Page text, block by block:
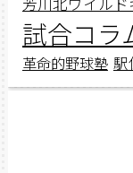
試合コラ
革命的野球塾 駅